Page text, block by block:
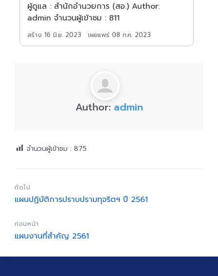
ผู้ดูแล : สำนักอำนวยการ (สอ.) Author:
admin จำนวนผู้เข้าชม : 811
สร้าง 16 มิ.ย. 2023 เผยแพร่ 08 ก.ค. 2023
Author: admin
จำนวนผู้เข้าชม : 875
ถัดไป
แผนปฏิบัติการปราบปรามทุจริตฯ ปี 2561
ก่อนหน้า
แผนงานที่สำคัญ 2561